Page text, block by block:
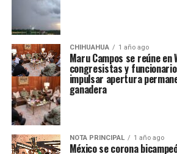
CHIHUAHUA 1 año ago
Maru Campos se reúne en
congresistas y
impulsar apertura
ganadera
NOTA PRINCIPAL 1 año ago
México se corona